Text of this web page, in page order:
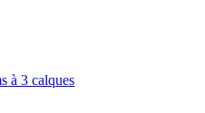
à 3 calques